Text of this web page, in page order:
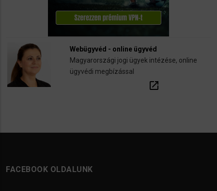
Webügyvéd - online ügyvéd
Magyarországi jogi ügyek intézése, online
ügyvédi megbízással
open_in_new
FACEBOOK OLDALUNK